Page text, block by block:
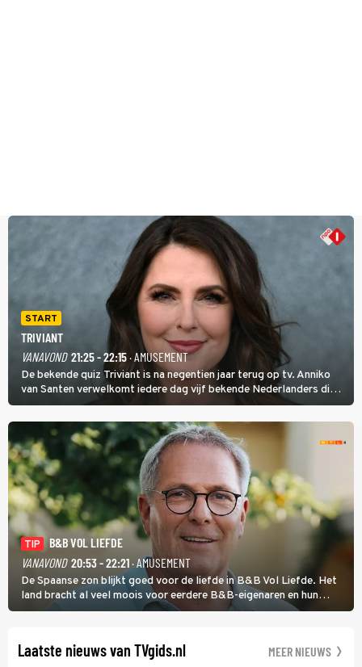
START
TRIVIANT
VANAVOND 21:25 - 22:15· AMUSEMENT
De bekende quiz Triviant is na negentien jaar terug op tv. Anniko
van Santen verwelkomt iedere dag vijf bekende Nederlanders die
vragen beantwoorden in verschillende categorieën. De beste
speler gaat direct door naar de finaleweek.
TIP
B&B VOL LIEFDE
VANAVOND 20:53 - 22:21· AMUSEMENT
De Spaanse zon blijkt goed voor de liefde in B&B Vol Liefde. Het
land bracht al veel moois voor eerdere B&B-eigenaren en hun
partners. Ook Paul runt zijn gastenverblijf in Spanje. De 62-jarige
Laatste nieuws van TVgids.nl MEER NIEUWS